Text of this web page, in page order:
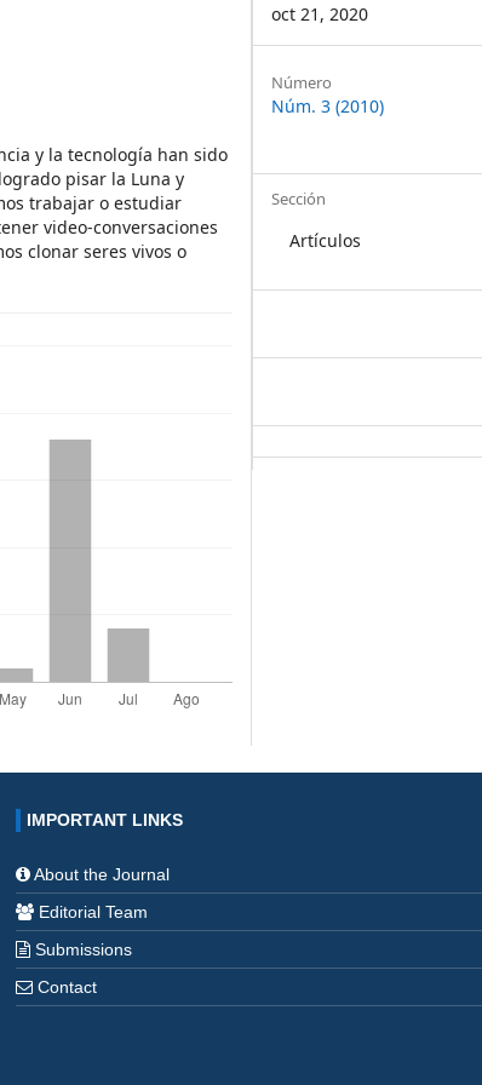
y la tecnología han sido
pisar la Luna y
trabajar o estudiar
video-conversaciones
clonar seres vivos o
oct 21, 2020
Article
Details
Número
Núm. 3 (2010)
Sección
Artículos
IMPORTANT LINKS
About the Journal
Editorial Team
Submissions
Contact